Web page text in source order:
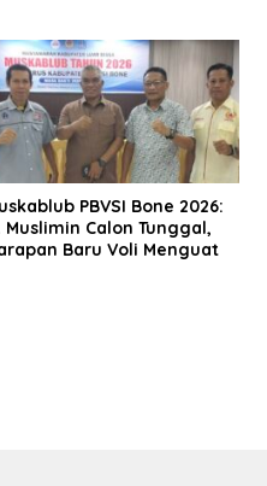
PBVSI Bone 2026:
Muslimin Calon Tunggal,
Baru Voli Menguat